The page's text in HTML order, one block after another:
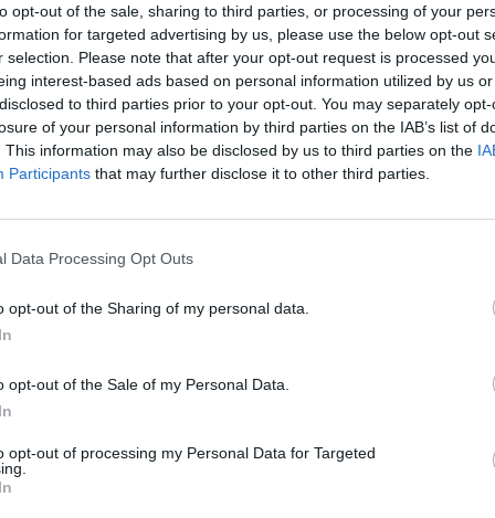
opt-out of the sale, sharing to third parties, or processing of your
for targeted advertising by us, please use the below opt-out
selection. Please note that after your opt-out request is processed
interest-based ads based on personal information utilized by us
to third parties prior to your opt-out. You may separately
of your personal information by third parties on the IAB’s list of
This information may also be disclosed by us to third parties on the
Participants that may further disclose it to other third parties.
Data Processing Opt Outs
opt-out of the Sharing of my personal data.
opt-out of the Sale of my Personal Data.
opt-out of processing my Personal Data for Targeted
OFERTAS AL
DE ASISTENCIA
NACIONAL
acceder a la información
T
el
e
gr
a
m
Li
n
dI
W
h
s
p
C
o
p
ti
TRASLADO